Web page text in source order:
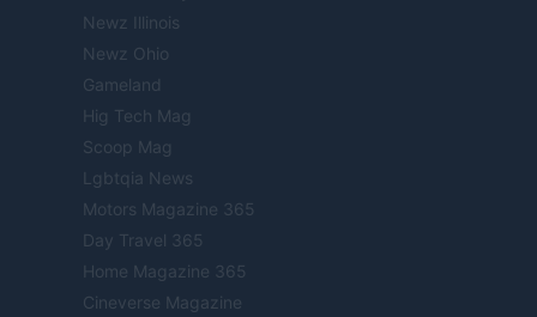
Newz Illinois
Newz Ohio
Gameland
Hig Tech Mag
Scoop Mag
Lgbtqia News
Motors Magazine 365
Day Travel 365
Home Magazine 365
Cineverse Magazine